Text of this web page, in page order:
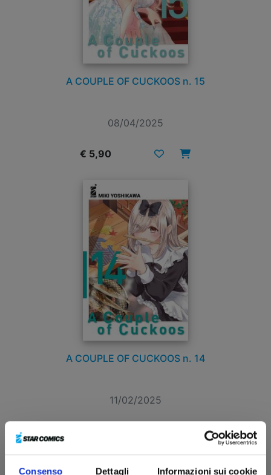
Consenso Dettagli Informazioni sui cookie
A COUPLE OF CUCKOOS n. 15
08/04/2025
€ 5,90
A COUPLE OF CUCKOOS n. 14
11/02/2025